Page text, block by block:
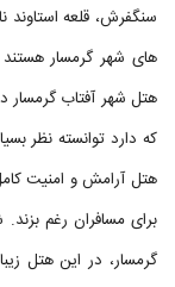
سنگفرش، قلعه استاوند
های شهر گرمسار
هتل شهر آفتاب گرمسار
که دارد توانسته نظر
هتل آرامش و امنیت
برای مسافران رغم بزند.
گرمسار، در این هتل